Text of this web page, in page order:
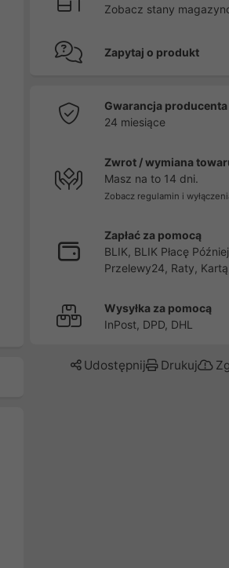
Zobacz stany
Zapytaj o produkt
Gwarancja producenta
24 miesiące
Zwrot / wymiana
Masz na to 14 dni.
Zobacz regulamin i
Zapłać za pomocą
BLIK, BLIK Płacę
Przelewy24, Raty,
Wysyłka za pomocą
InPost, DPD, DHL
Udostępnij Drukuj